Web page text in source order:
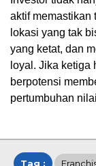
aktif memastikan
lokasi yang tak
yang ketat, dan
loyal. Jika ketiga
berpotensi
pertumbuhan
Tag :